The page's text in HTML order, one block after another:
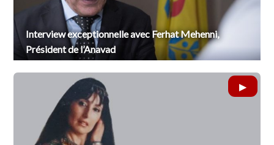
Interview exceptionnelle avec Ferhat Mehenni,
Président de l’Anavad